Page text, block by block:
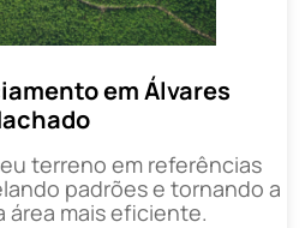
em Álvares
terreno em referências
padrões e tornando a
área mais eficiente.